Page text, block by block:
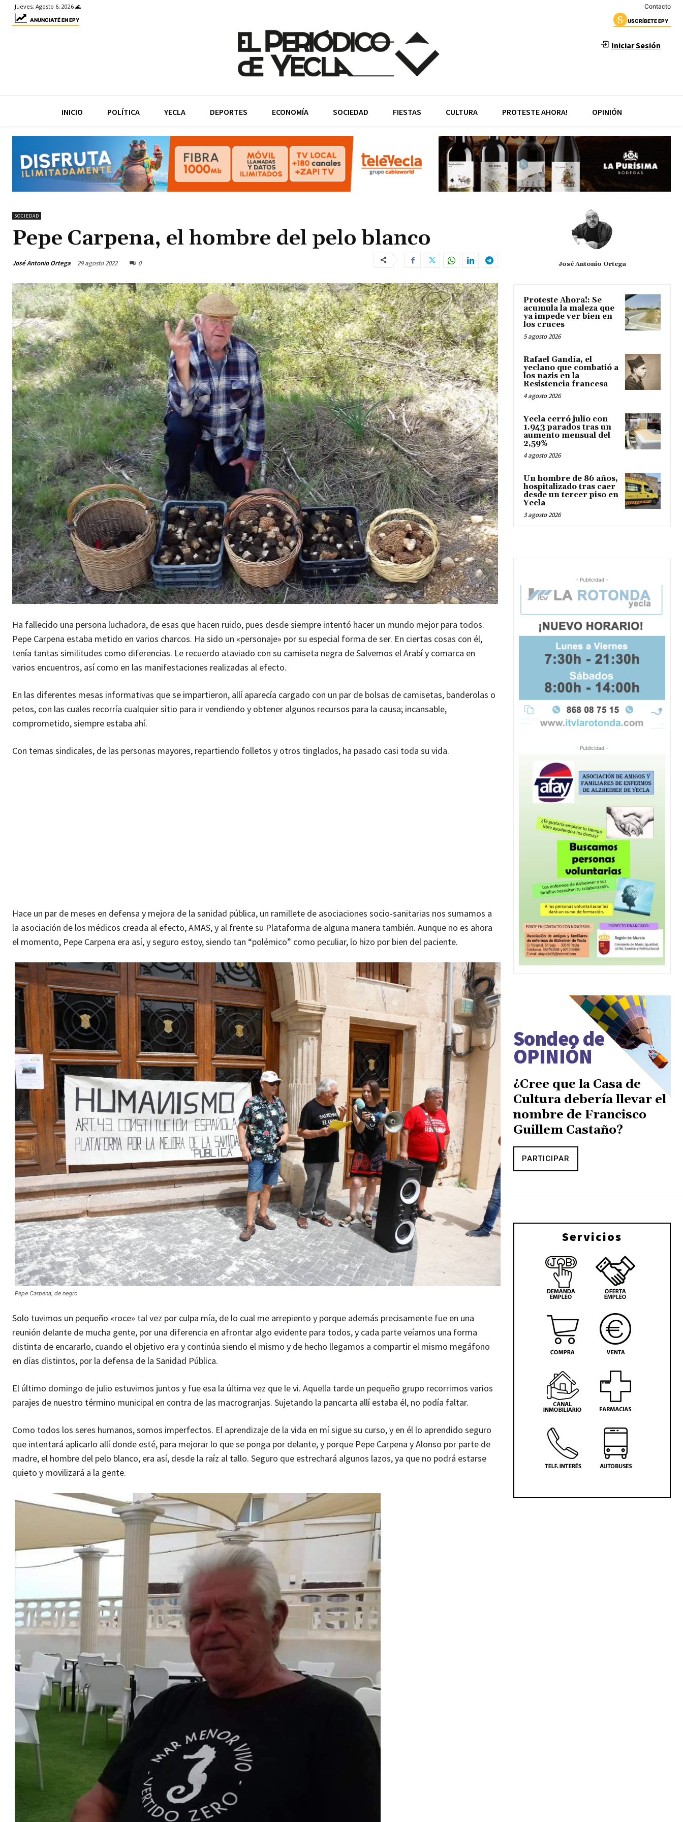
Jueves, Agosto 6, 2026 🌊 Contacto
ANUNCIATÉ EN EPY USCRÍBETE EPY
Iniciar Sesión
INICIO POLÍTICA YECLA DEPORTES ECONOMÍA SOCIEDAD FIESTAS CULTURA PROTESTE AHORA! OPINIÓN
SOCIEDAD
Pepe Carpena, el hombre del pelo blanco
José Antonio Ortega 29 agosto 2022 0
Ha fallecido una persona luchadora, de esas que hacen ruido, pues desde siempre intentó hacer un mundo mejor para todos.
Pepe Carpena estaba metido en varios charcos. Ha sido un «personaje» por su especial forma de ser. En ciertas cosas con él,
tenía tantas similitudes como diferencias. Le recuerdo ataviado con su camiseta negra de Salvemos el Arabí y comarca en
varios encuentros, así como en las manifestaciones realizadas al efecto.
En las diferentes mesas informativas que se impartieron, allí aparecía cargado con un par de bolsas de camisetas, banderolas o
petos, con las cuales recorría cualquier sitio para ir vendiendo y obtener algunos recursos para la causa; incansable,
comprometido, siempre estaba ahí.
Con temas sindicales, de las personas mayores, repartiendo folletos y otros tinglados, ha pasado casi toda su vida.
Hace un par de meses en defensa y mejora de la sanidad pública, un ramillete de asociaciones socio-sanitarias nos sumamos a
la asociación de los médicos creada al efecto, AMAS, y al frente su Plataforma de alguna manera también. Aunque no es ahora
el momento, Pepe Carpena era así, y seguro estoy, siendo tan “polémico” como peculiar, lo hizo por bien del paciente.
Pepe Carpena, de negro
Solo tuvimos un pequeño «roce» tal vez por culpa mía, de lo cual me arrepiento y porque además precisamente fue en una
reunión delante de mucha gente, por una diferencia en afrontar algo evidente para todos, y cada parte veíamos una forma
distinta de encararlo, cuando el objetivo era y continúa siendo el mismo y de hecho llegamos a compartir el mismo megáfono
en días distintos, por la defensa de la Sanidad Pública.
El último domingo de julio estuvimos juntos y fue esa la última vez que le vi. Aquella tarde un pequeño grupo recorrimos varios
parajes de nuestro término municipal en contra de las macrogranjas. Sujetando la pancarta allí estaba él, no podía faltar.
Como todos los seres humanos, somos imperfectos. El aprendizaje de la vida en mí sigue su curso, y en él lo aprendido seguro
que intentará aplicarlo allí donde esté, para mejorar lo que se ponga por delante, y porque Pepe Carpena y Alonso por parte de
madre, el hombre del pelo blanco, era así, desde la raíz al tallo. Seguro que estrechará algunos lazos, ya que no podrá estarse
quieto y movilizará a la gente.
José Antonio Ortega
Proteste Ahora!: Se
acumula la maleza que
ya impede ver bien en
los cruces
5 agosto 2026
Rafael Gandía, el
yeclano que combatió a
los nazis en la
Resistencia francesa
4 agosto 2026
Yecla cerró julio con
1.943 parados tras un
aumento mensual del
2,59%
4 agosto 2026
Un hombre de 86 años,
hospitalizado tras caer
desde un tercer piso en
Yecla
3 agosto 2026
- Publicidad -
- Publicidad -
Sondeo de
OPINIÓN
¿Cree que la Casa de
Cultura debería llevar el
nombre de Francisco
Guillem Castaño?
PARTICIPAR
Servicios